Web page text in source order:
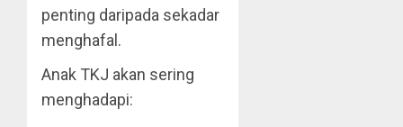
penting daripada sekadar
menghafal.
Anak TKJ akan sering
menghadapi: